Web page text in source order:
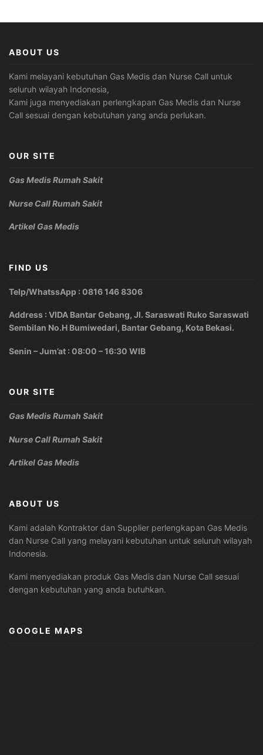
ABOUT US
Kami melayani kebutuhan Gas Medis dan Nurse Call untuk
seluruh wilayah Indonesia,
Kami juga menyediakan perlengkapan Gas Medis dan Nurse
Call sesuai dengan kebutuhan yang anda perlukan.
OUR SITE
Gas Medis Rumah Sakit
Nurse Call Rumah Sakit
Artikel Gas Medis
FIND US
Telp/WhatssApp : 0816 146 8306
Address : VIDA Bantar Gebang, Jl. Saraswati Ruko Saraswati
Sembilan No.H Bumiwedari, Bantar Gebang, Kota Bekasi.
Senin – Jum’at : 08:00 – 16:30 WIB
OUR SITE
Gas Medis Rumah Sakit
Nurse Call Rumah Sakit
Artikel Gas Medis
ABOUT US
Kami adalah Kontraktor dan Supplier perlengkapan Gas Medis
dan Nurse Call yang melayani kebutuhan untuk seluruh wilayah
Indonesia.
Kami menyediakan produk Gas Medis dan Nurse Call sesuai
dengan kebutuhan yang anda butuhkan.
GOOGLE MAPS